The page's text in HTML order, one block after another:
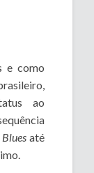
e como
ao
Blues até